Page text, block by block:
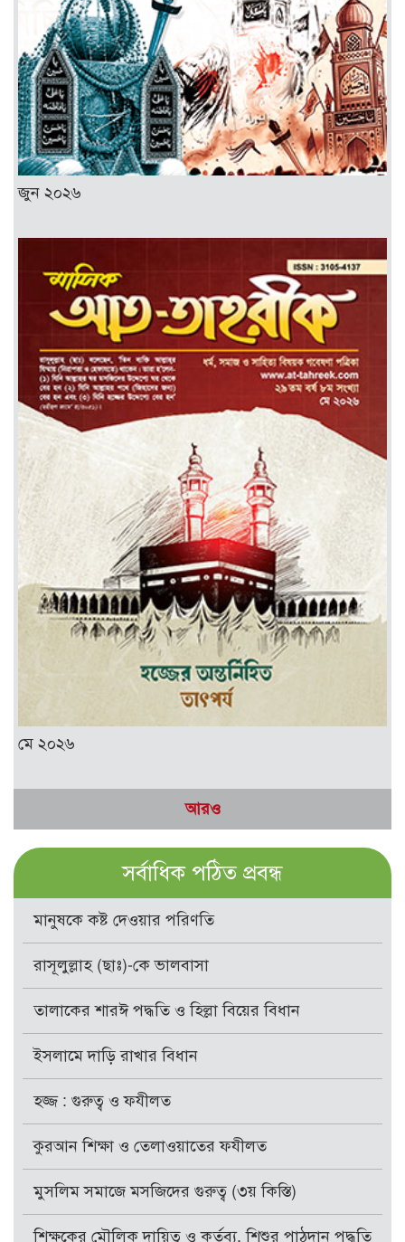
জুন ২০২৬
মে ২০২৬
আরও
সর্বাধিক পঠিত প্রবন্ধ
মানুষকে কষ্ট দেওয়ার পরিণতি
রাসূলুল্লাহ (ছাঃ)-কে ভালবাসা
তালাকের শারঈ পদ্ধতি ও হিল্লা বিয়ের বিধান
ইসলামে দাড়ি রাখার বিধান
হজ্জ : গুরুত্ব ও ফযীলত
কুরআন শিক্ষা ও তেলাওয়াতের ফযীলত
মুসলিম সমাজে মসজিদের গুরুত্ব (৩য় কিস্তি)
শিক্ষকের মৌলিক দায়িত্ব ও কর্তব্য, শিশুর পাঠদান পদ্ধতি